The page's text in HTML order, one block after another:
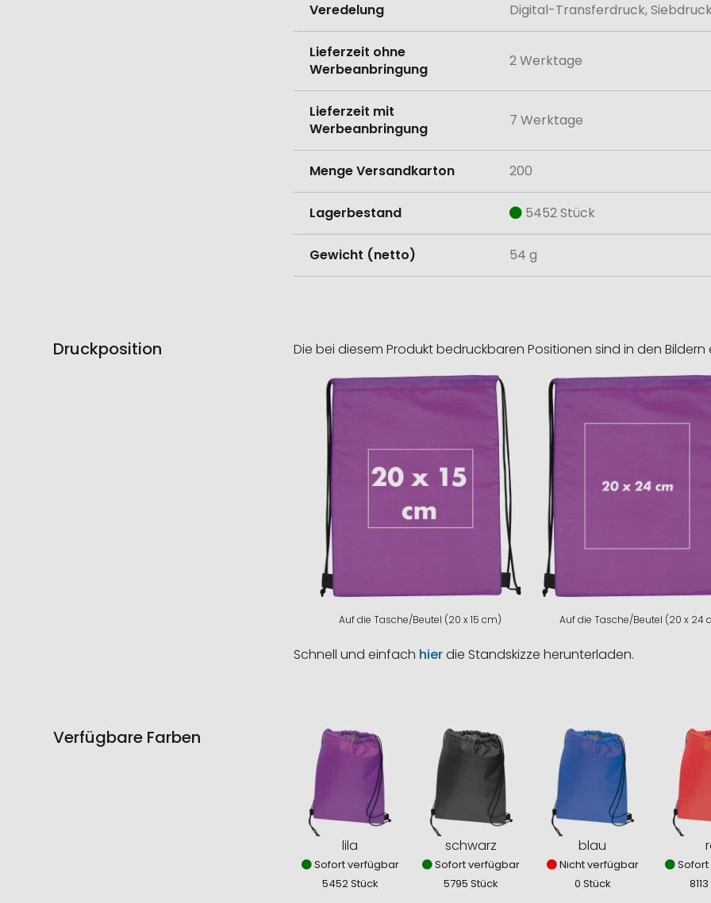
Veredelung Digital-Transferdruck,
Lieferzeit ohne
Werbeanbringung
2 Werktage
Lieferzeit mit
Werbeanbringung
7 Werktage
Menge Versandkarton 200
Lagerbestand 5452 Stück
Gewicht (netto) 54 g
Druckposition Die bei diesem Produkt bedruckbaren Positionen sind in den
Auf die Tasche/Beutel (20 x 15 cm) Auf die Tasche/Beutel (20 x 24
Schnell und einfach hierdie Standskizze herunterladen.
Verfügbare Farben
lila
Sofort verfügbar
5452 Stück
schwarz
Sofort verfügbar
5795 Stück
blau
Nicht verfügbar
0 Stück